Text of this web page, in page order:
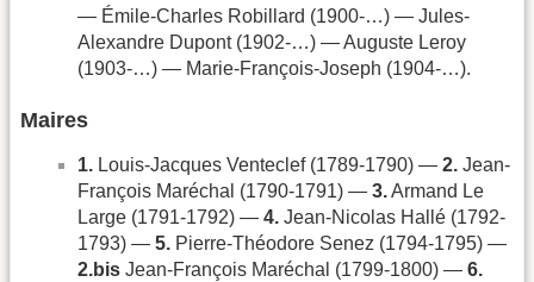
— Émile-Charles Robillard (1900-…) — Jules-
Alexandre Dupont (1902-…) — Auguste Leroy
(1903-…) — Marie-François-Joseph (1904-…).
Maires
1. Louis-Jacques Venteclef (1789-1790) — 2. Jean-
François Maréchal (1790-1791) — 3.Armand Le
Large (1791-1792) — 4. Jean-Nicolas Hallé (1792-
1793) — 5. Pierre-Théodore Senez (1794-1795) —
2.bis Jean-François Maréchal (1799-1800) — 6.